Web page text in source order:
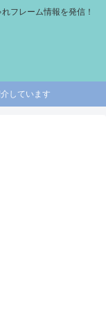
フレーム情報を発信！
しています